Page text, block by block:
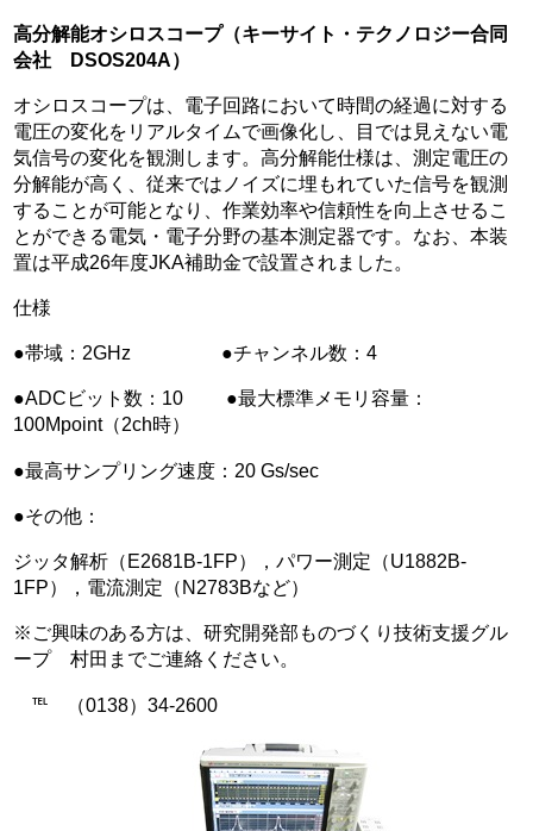
高分解能オシロスコープ（キーサイト・テクノロジー合同
会社 DSOS204A）
オシロスコープは、電子回路において時間の経過に対する
電圧の変化をリアルタイムで画像化し、目では見えない電
気信号の変化を観測します。高分解能仕様は、測定電圧の
分解能が高く、従来ではノイズに埋もれていた信号を観測
することが可能となり、作業効率や信頼性を向上させるこ
とができる電気・電子分野の基本測定器です。なお、本装
置は平成26年度JKA補助金で設置されました。
仕様
●帯域：2GHz ●チャンネル数：4
●ADCビット数：10 ●最大標準メモリ容量：
100Mpoint（2ch時）
●最高サンプリング速度：20 Gs/sec
●その他：
ジッタ解析（E2681B-1FP），パワー測定（U1882B-
1FP），電流測定（N2783Bなど）
※ご興味のある方は、研究開発部ものづくり技術支援グル
ープ 村田までご連絡ください。
℡ （0138）34-2600